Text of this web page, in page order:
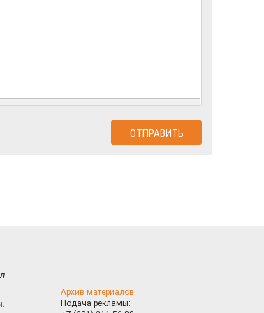
Архив материалов
Подача рекламы: